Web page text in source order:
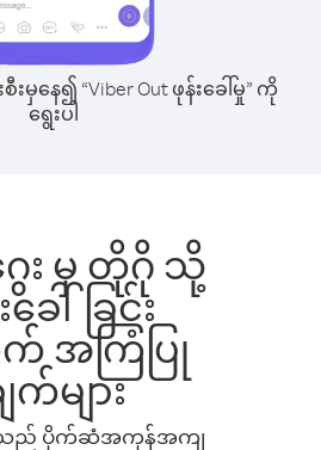
းမှနေ၍ “Viber Out ဖုန်းခေါ်မှု” ကို
ရွေးပါ
ေး မှ တိုဂို သို့
ခေါ်ခြင်း
အကြံပြု
က်များ
သည် ပိုက်ဆံအကုန်အကျ